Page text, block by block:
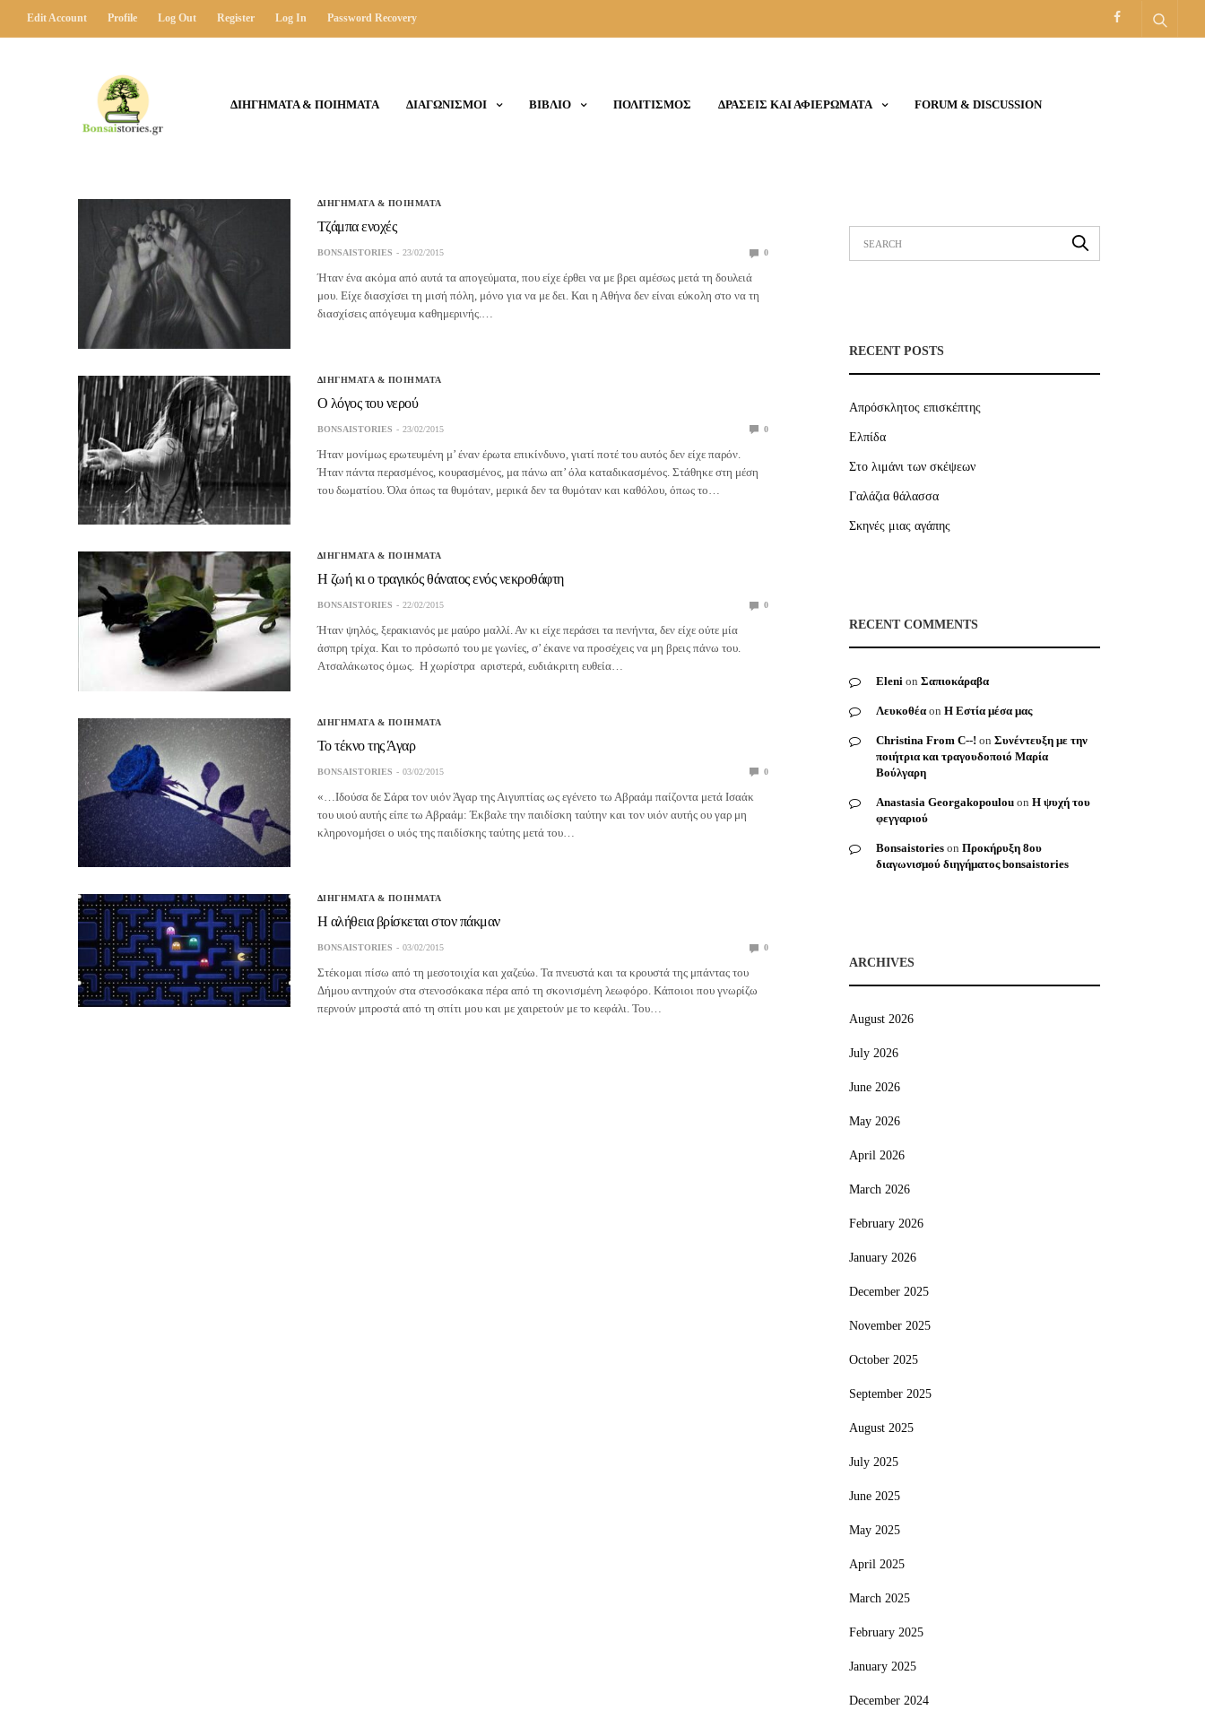
Edit Account Profile Log Out Register Log In Password Recovery
ΔΙΗΓΗΜΑΤΑ & ΠΟΙΗΜΑΤΑ ΔΙΑΓΩΝΙΣΜΟΙ ΒΙΒΛΙΟ ΠΟΛΙΤΙΣΜΟΣ ΔΡΑΣΕΙΣ ΚΑΙ ΑΦΙΕΡΩΜΑΤΑ FORUM & DISCUSSION
ΔΙΗΓΗΜΑΤΑ & ΠΟΙΗΜΑΤΑ
Τζάμπα ενοχές
BONSAISTORIES 23/02/2015 0
Ήταν ένα ακόμα από αυτά τα απογεύματα, που είχε έρθει να με βρει αμέσως μετά τη δουλειά
μου. Είχε διασχίσει τη μισή πόλη, μόνο για να με δει. Και η Αθήνα δεν είναι εύκολη στο να τη
διασχίσεις απόγευμα καθημερινής.…
ΔΙΗΓΗΜΑΤΑ & ΠΟΙΗΜΑΤΑ
Ο λόγος του νερού
BONSAISTORIES 23/02/2015 0
Ήταν μονίμως ερωτευμένη μ’ έναν έρωτα επικίνδυνο, γιατί ποτέ του αυτός δεν είχε παρόν.
Ήταν πάντα περασμένος, κουρασμένος, μα πάνω απ’ όλα καταδικασμένος. Στάθηκε στη μέση
του δωματίου. Όλα όπως τα θυμόταν, μερικά δεν τα θυμόταν και καθόλου, όπως το…
ΔΙΗΓΗΜΑΤΑ & ΠΟΙΗΜΑΤΑ
H ζωή κι ο τραγικός θάνατος ενός νεκροθάφτη
BONSAISTORIES 22/02/2015 0
Ήταν ψηλός, ξερακιανός με μαύρο μαλλί. Αν κι είχε περάσει τα πενήντα, δεν είχε ούτε μία
άσπρη τρίχα. Και το πρόσωπό του με γωνίες, σ’ έκανε να προσέχεις να μη βρεις πάνω του.
Ατσαλάκωτος όμως. Η χωρίστρα αριστερά, ευδιάκριτη ευθεία…
ΔΙΗΓΗΜΑΤΑ & ΠΟΙΗΜΑΤΑ
Το τέκνο της Άγαρ
BONSAISTORIES 03/02/2015 0
«…Ιδούσα δε Σάρα τον υιόν Άγαρ της Αιγυπτίας ως εγένετο τω Αβραάμ παίζοντα μετά Ισαάκ
του υιού αυτής είπε τω Αβραάμ: Έκβαλε την παιδίσκη ταύτην και τον υιόν αυτής ου γαρ μη
κληρονομήσει ο υιός της παιδίσκης ταύτης μετά του…
ΔΙΗΓΗΜΑΤΑ & ΠΟΙΗΜΑΤΑ
Η αλήθεια βρίσκεται στον πάκμαν
BONSAISTORIES 03/02/2015 0
Στέκομαι πίσω από τη μεσοτοιχία και χαζεύω. Τα πνευστά και τα κρουστά της μπάντας του
Δήμου αντηχούν στα στενοσόκακα πέρα από τη σκονισμένη λεωφόρο. Κάποιοι που γνωρίζω
περνούν μπροστά από τη σπίτι μου και με χαιρετούν με το κεφάλι. Του…
RECENT POSTS
Απρόσκλητος επισκέπτης
Ελπίδα
Στο λιμάνι των σκέψεων
Γαλάζια θάλασσα
Σκηνές μιας αγάπης
RECENT COMMENTS
Eleni on Σαπιοκάραβα
Λευκοθέα on Η Εστία μέσα μας
Christina From C--! on Συνέντευξη με την
ποιήτρια και τραγουδοποιό Μαρία
Βούλγαρη
Anastasia Georgakopoulou on Η ψυχή του
φεγγαριού
Bonsaistories on Προκήρυξη 8ου
διαγωνισμού διηγήματος bonsaistories
ARCHIVES
August 2026
July 2026
June 2026
May 2026
April 2026
March 2026
February 2026
January 2026
December 2025
November 2025
October 2025
September 2025
August 2025
July 2025
June 2025
May 2025
April 2025
March 2025
February 2025
January 2025
December 2024